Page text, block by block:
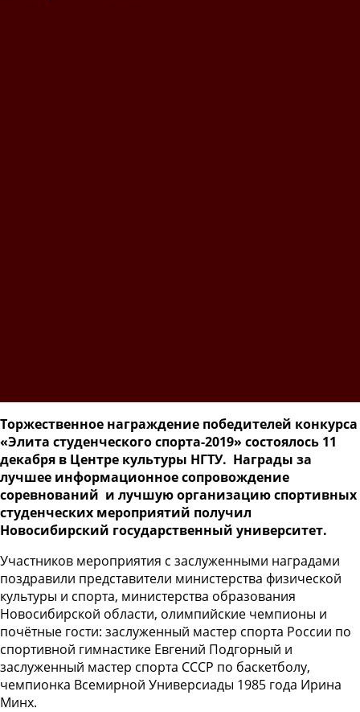
Торжественное награждение победителей конкурса
«Элита студенческого спорта-2019» состоялось 11
декабря в Центре культуры НГТУ. Награды за
лучшее информационное сопровождение
соревнований и лучшую организацию спортивных
студенческих мероприятий получил
Новосибирский государственный университет.
Участников мероприятия с заслуженными наградами
поздравили представители министерства физической
культуры и спорта, министерства образования
Новосибирской области, олимпийские чемпионы и
почётные гости: заслуженный мастер спорта России по
спортивной гимнастике Евгений Подгорный и
заслуженный мастер спорта СССР по баскетболу,
чемпионка Всемирной Универсиады 1985 года Ирина
Минх.